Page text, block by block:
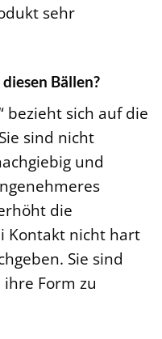
sehr
Bällen?
bezieht sich auf die
sind nicht
und
die
Kontakt nicht hart
Sie sind
Form zu